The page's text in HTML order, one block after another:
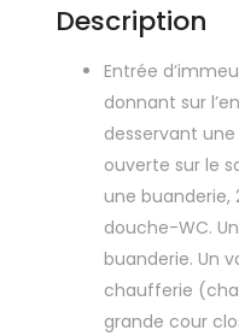
Description
Entrée
donnant sur
desservant
ouverte sur le
une buanderie,
douche-WC.
buanderie. Un
chaufferie
grande cour